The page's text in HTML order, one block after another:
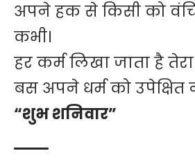
अपने हक से किसी को
कभी।
हर कर्म लिखा जाता है
बस अपने धर्म को उपेक्षित
“शुभ शनिवार”